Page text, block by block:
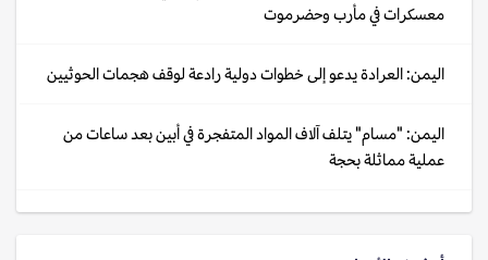
معسكرات في مأرب وحضرموت
اليمن: العرادة يدعو إلى خطوات دولية رادعة لوقف هجمات الحوثيين
اليمن: "مسام" يتلف آلاف المواد المتفجرة في أبين بعد ساعات من
عملية مماثلة بحجة